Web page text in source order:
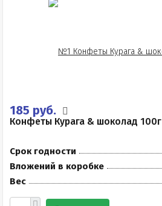
185 руб.
Конфеты Курага & шоколад 100г
Срок годности
Вложений в коробке
Вес